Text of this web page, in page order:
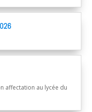
affectation au lycée du